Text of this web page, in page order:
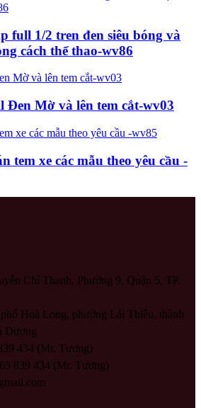
full 1/2 tren đen siêu bóng và
cách thể thao-wv86
Mờ và lên tem cắt-wv03
tem xe các mẫu theo yêu cầu -
Chí Thanh, Phường 9, Quận 5, TP.
Hoà Long, phường Lái Thiêu, thành
Dương
434 (Mr. Tương)
839 434 (Mr. Tương)